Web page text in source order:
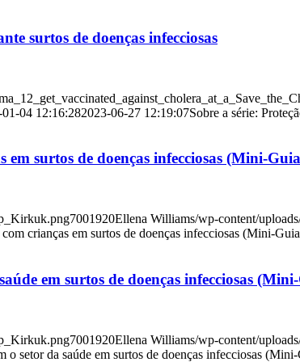
surtos de doenças infecciosas
01-04 12:16:282023-06-27 12:19:07Sobre a série:
surtos de doenças infecciosas (Mini-
7001920Ellena Williams/wp-content/
crianças em surtos de doenças infecciosas (Mini-
em surtos de doenças infecciosas
7001920Ellena Williams/wp-content/
o setor da saúde em surtos de doenças infecciosas